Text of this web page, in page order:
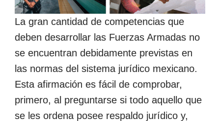
La gran cantidad de competencias que
deben desarrollar las Fuerzas Armadas no
se encuentran debidamente previstas en
las normas del sistema jurídico mexicano.
Esta afirmación es fácil de comprobar,
primero, al preguntarse si todo aquello que
se les ordena posee respaldo jurídico y,